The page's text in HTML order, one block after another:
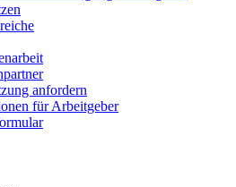
anfordern
für Arbeitgeber